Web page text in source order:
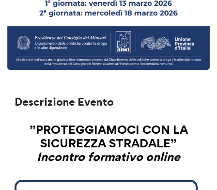
Descrizione Evento
”PROTEGGIAMOCI CON LA
SICUREZZA STRADALE”
Incontro formativo online